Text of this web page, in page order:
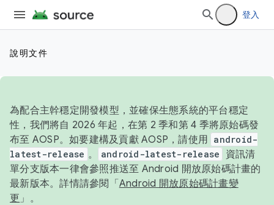
登入
說明文件
為配合主幹穩定開發模型，並確保生態系統的平台穩定
性，我們將自 2026 年起，在第 2 季和第 4 季將原始碼發
布至 AOSP。如要建構及貢獻 AOSP，請使用 android-
latest-release 。 android-latest-release
資訊清
單分支版本一律會參照推送至 Android 開放原始碼計畫的
最新版本。詳情請參閱「 Android 開放原始碼計畫變
更 」。